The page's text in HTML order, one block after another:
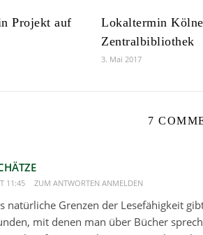
Projekt auf
Lokaltermin
Zentralbibliothek
3. Mai 2017
7
11:45 ZUM ANTWORTEN ANMELDEN
natürliche Grenzen der Lesefähigkeit
mit denen man über Bücher